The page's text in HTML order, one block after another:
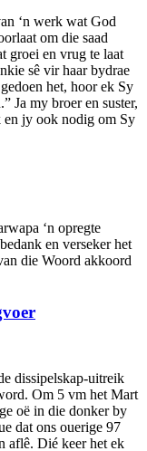
‘n werk wat God
om die saad
groei en vrug te laat
sê vir haar bydrae
het, hoor ek Sy
Ja my broer en suster,
en jy ook nodig om Sy
‘n opregte
en verseker het
die Woord akkoord
dissipelskap-uitreik
Om 5 vm het Mart
oë in die donker by
dat ons ouerige 97
aflê. Dié keer het ek